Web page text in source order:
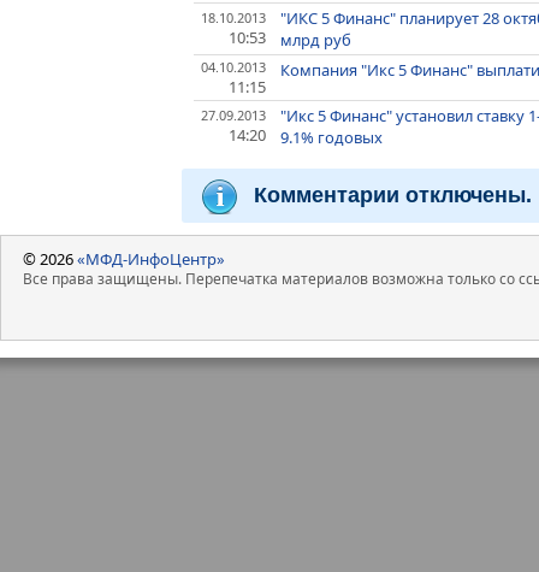
18.10.2013
10:53
"ИКС 5 Финанс" планирует 28
млрд руб
04.10.2013
11:15
Компания "Икс 5 Финанс"
27.09.2013
14:20
"Икс 5 Финанс" установил
9.1% годовых
Комментарии отключены.
© 2026«МФД-ИнфоЦентр»
Все права защищены. Перепечатка материалов возможна только со